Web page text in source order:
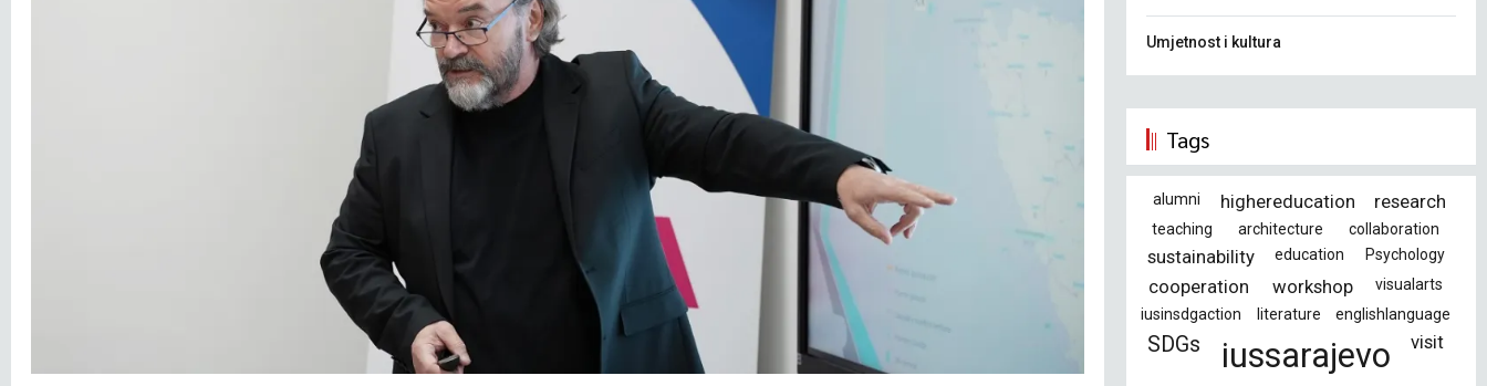
Umjetnost i kultura
Tags
alumni highereducation research
teaching architecture collaboration
sustainability education Psychology
cooperation workshop
visualarts
iusinsdgaction
literature englishlanguage
SDGs iussarajevo visit